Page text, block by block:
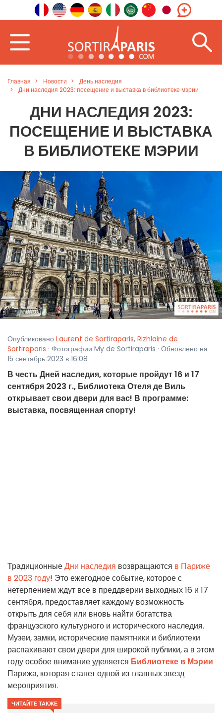
Главная Новости
День наследия
Дни наследия 2023: посещение и выставка в библиотеке мэрии
ДНИ НАСЛЕДИЯ 2023:
ПОСЕЩЕНИЕ И ВЫСТАВКА
В БИБЛИОТЕКЕ МЭРИИ
Опубликовано Laurent de Sortiraparis, Rizhlaine de
Sortiraparis · Фотографии My de Sortiraparis · Обновлено на
15 сентябрь 2023 в 16:08
В честь Дней наследия, которые пройдут 16 и 17
сентября 2023 г., Библиотека Отеля де Виль
открывает свои двери для вас! В программе:
выставка, посвященная спорту!
ТрадиционныеДни наследия возвращаются в Париже
в 2023 году! Это ежегодное событие, которое с
нетерпением ждут все в преддверии выходных 16 и 17
сентября, предоставляет каждому возможность
открыть для себя или вновь найти богатства
французского культурного и исторического наследия.
Музеи, замки, исторические памятники и библиотеки
распахивают свои двери для широкой публики, а в этом
году особое внимание уделяется Библиотеке в Мэрии
Парижа, которая станет одной из главных звезд
мероприятия.
ЧИТАЙТЕ ТАКЖЕ